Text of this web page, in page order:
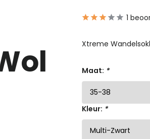
1
Xtreme
Maat: *
Kleur: *